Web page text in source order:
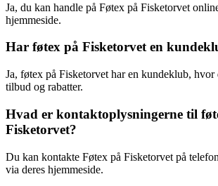
Ja, du kan handle på Føtex på Fisketorvet
hjemmeside.
Har føtex på Fisketorvet en
Ja, føtex på Fisketorvet har en kundeklub, hvor
tilbud og rabatter.
Hvad er kontaktoplysningerne til
Fisketorvet?
Du kan kontakte Føtex på Fisketorvet på
via deres hjemmeside.